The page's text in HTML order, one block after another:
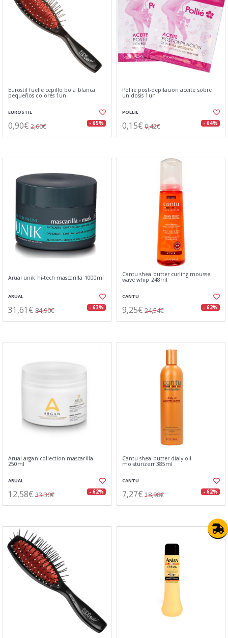
Eurostil fuelle cepillo bola blanca
pequeños colores 1un
EUROSTIL
0,90€ 2,60€ - 65%
Pollie post-depilacion aceite sobre
unidosis 1un
POLLIE
0,15€ 0,42€ - 64%
Arual unik hi-tech mascarilla 1000ml
ARUAL
31,61€ 84,90€ - 63%
Cantu shea butter curling mousse
wave whip 248ml
CANTU
9,25€ 24,54€ - 62%
Arual argan collection mascarilla
250ml
ARUAL
12,58€ 33,30€ - 62%
Cantu shea butter dialy oil
moisturizerr 385ml
CANTU
7,27€ 18,98€ - 62%